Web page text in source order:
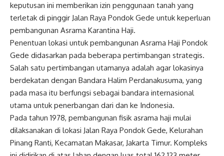
keputusan ini memberikan izin penggunaan tanah yang
terletak di pinggir Jalan Raya Pondok Gede untuk keperluan
pembangunan Asrama Karantina Haji.
Penentuan lokasi untuk pembangunan Asrama Haji Pondok
Gede didasarkan pada beberapa pertimbangan strategis.
Salah satu pertimbangan utamanya adalah agar lokasinya
berdekatan dengan Bandara Halim Perdanakusuma, yang
pada masa itu berfungsi sebagai bandara internasional
utama untuk penerbangan dari dan ke Indonesia.
Pada tahun 1978, pembangunan fisik asrama haji mulai
dilaksanakan di lokasi Jalan Raya Pondok Gede, Kelurahan
Pinang Ranti, Kecamatan Makasar, Jakarta Timur. Kompleks